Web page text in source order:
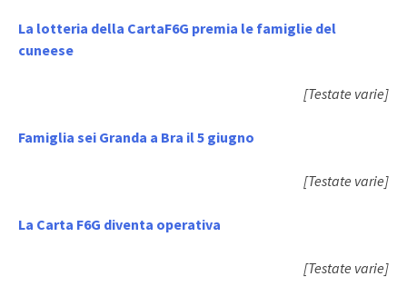
La lotteria della CartaF6G premia le famiglie del
cuneese
[Testate varie]
Famiglia sei Granda a Bra il 5 giugno
[Testate varie]
La Carta F6G diventa operativa
[Testate varie]